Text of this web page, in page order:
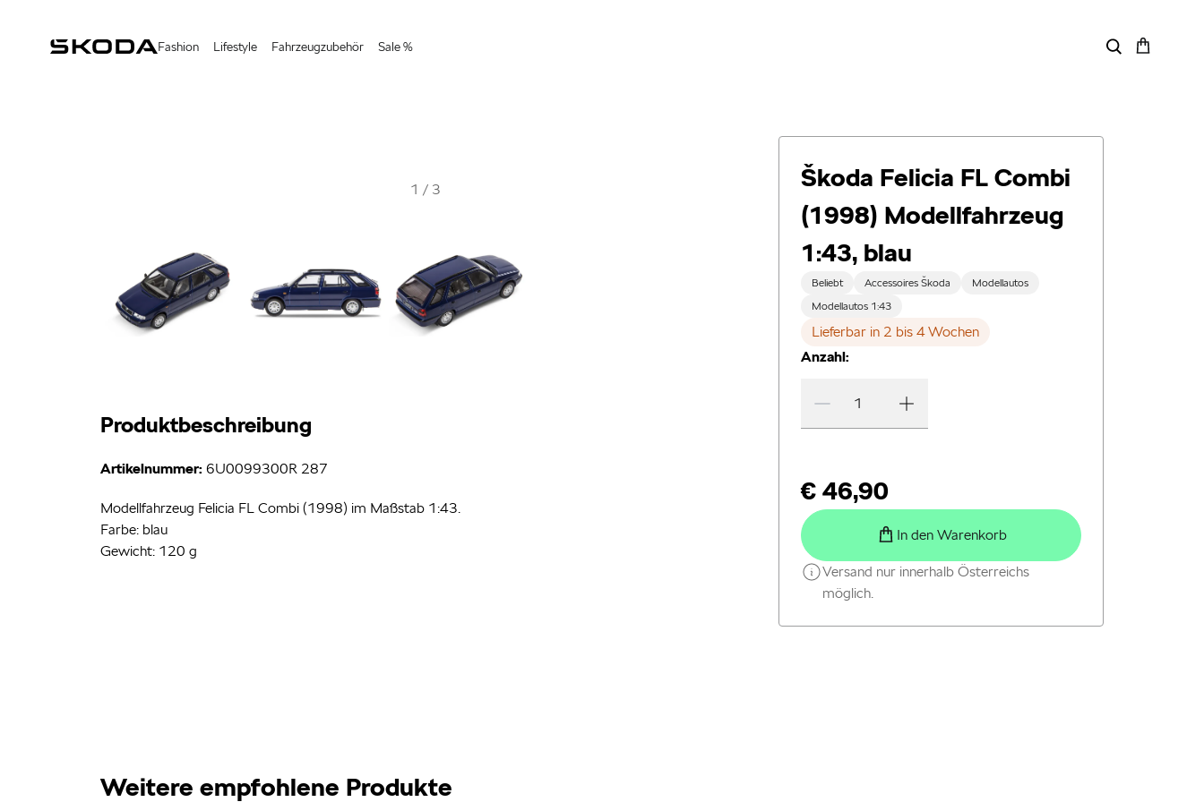
Fashion Lifestyle Fahrzeugzubehör Sale %
1 / 3
Produktbeschreibung
Artikelnummer: 6U0099300R 287
Modellfahrzeug Felicia FL Combi (1998) im Maßstab 1:43.
Farbe: blau
Gewicht: 120 g
Škoda Felicia FL Combi
(1998) Modellfahrzeug
1:43, blau
Beliebt Accessoires Škoda
Modellautos
Modellautos 1:43
Lieferbar in 2 bis 4 Wochen
Anzahl:
€ 46,90
In den Warenkorb
Versand nur innerhalb Österreichs
möglich.
Weitere empfohlene Produkte